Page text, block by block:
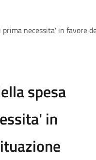
necessita' in
spesa
in